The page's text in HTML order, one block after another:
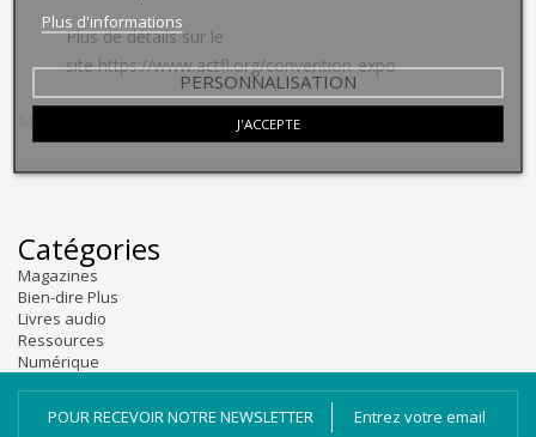
Plus de détails sur le
sitehttps://www.actfl.org/convention-expo
Publié dans:
Plus d'informations
PERSONNALISATION
J'ACCEPTE
Catégories
Magazines
Bien-dire Plus
Livres audio
Ressources
Numérique
POUR RECEVOIR NOTRE NEWSLETTER